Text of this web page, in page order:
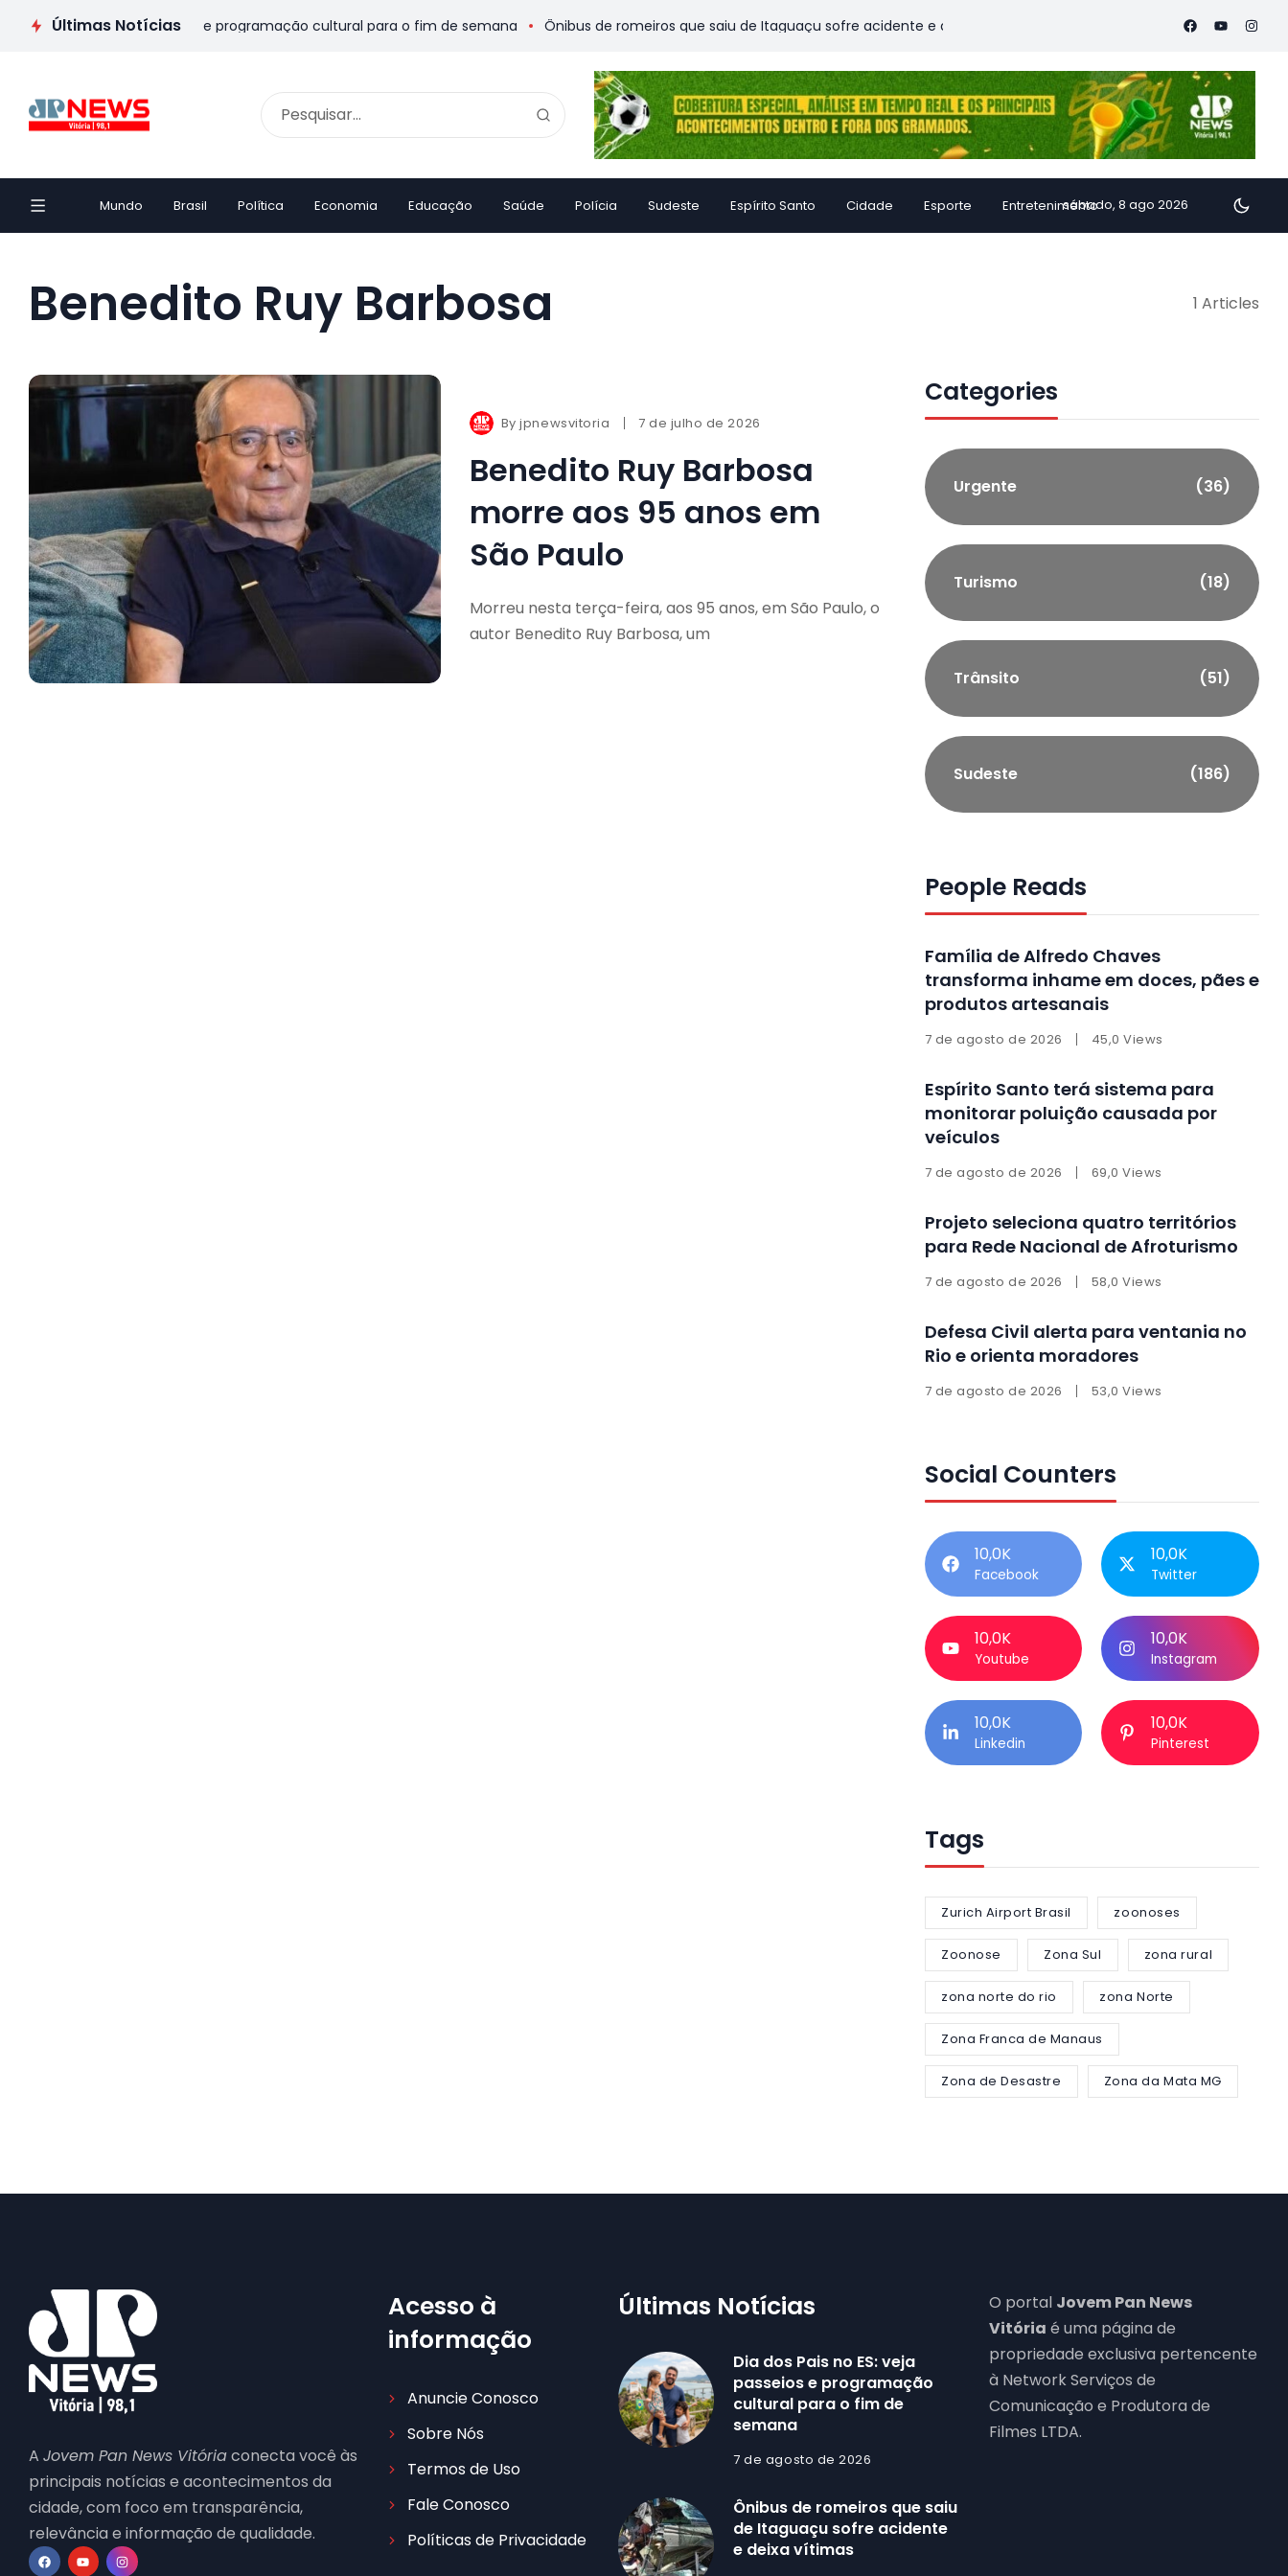
Últimas Notícias
Pais no ES: veja passeios e programação cultural para o fim de semana Ônibus de romeiros que saiu de Itaguaçu sofre acidente e deixa vítimas Família de Alfredo Chaves
Mundo Brasil Política Economia Educação Saúde Polícia Sudeste Espírito Santo Cidade Esporte Entretenimentosábado, 8 ago 2026
Benedito Ruy Barbosa 1 Articles
Byjpnewsvitoria 7 de julho de 2026
Benedito Ruy Barbosa
morre aos 95 anos em
São Paulo
Morreu nesta terça-feira, aos 95 anos, em São Paulo, o
autor Benedito Ruy Barbosa, um
Categories
Urgente (36)
Turismo (18)
Trânsito (51)
Sudeste (186)
People Reads
Família de Alfredo Chaves
transforma inhame em doces, pães e
produtos artesanais
7 de agosto de 2026 45,0 Views
Espírito Santo terá sistema para
monitorar poluição causada por
veículos
7 de agosto de 2026 69,0 Views
Projeto seleciona quatro territórios
para Rede Nacional de Afroturismo
7 de agosto de 2026 58,0 Views
Defesa Civil alerta para ventania no
Rio e orienta moradores
7 de agosto de 2026 53,0 Views
Social Counters
10,0K
Facebook
10,0K
Twitter
10,0K
Youtube
10,0K
Instagram
10,0K
Linkedin
10,0K
Pinterest
Tags
Zurich Airport Brasil zoonoses
Zoonose Zona Sul zona rural
zona norte do rio zona Norte
Zona Franca de Manaus
Zona de Desastre Zona da Mata MG
A Jovem Pan News Vitóriaconecta você às
principais notícias e acontecimentos da
cidade, com foco em transparência,
relevância e informação de qualidade.
Acesso à
informação
Anuncie Conosco
Sobre Nós
Termos de Uso
Fale Conosco
Políticas de Privacidade
Últimas Notícias
Dia dos Pais no ES: veja
passeios e programação
cultural para o fim de
semana
7 de agosto de 2026
Ônibus de romeiros que saiu
de Itaguaçu sofre acidente
e deixa vítimas
O portal Jovem Pan News
Vitória é uma página de
propriedade exclusiva pertencente
à Network Serviços de
Comunicação e Produtora de
Filmes LTDA.